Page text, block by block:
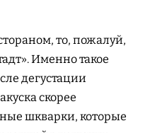
то, пожалуй,
Именно такое
дегустации
скорее
шкварки, которые